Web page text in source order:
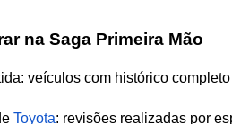
na Saga Primeira Mão
veículos com histórico
Toyota: revisões realizadas por